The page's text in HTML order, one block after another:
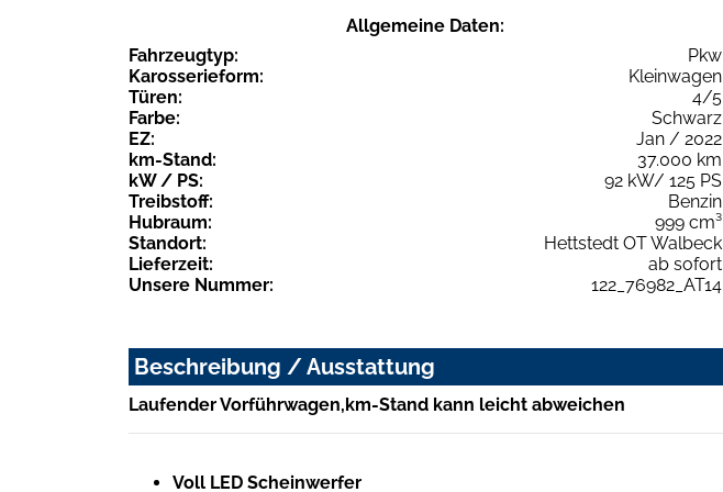
Allgemeine Daten:
Fahrzeugtyp:
Pkw
Karosserieform:
Kleinwagen
Türen:
4/5
Farbe:
Schwarz
EZ:
Jan / 2022
km-Stand:
37.000 km
kW / PS:
92 kW/ 125 PS
Treibstoff:
Benzin
Hubraum:
999 cm³
Standort:
Hettstedt OT Walbeck
Lieferzeit:
ab sofort
Unsere Nummer:
122_76982_AT14
Beschreibung / Ausstattung
Laufender Vorführwagen,km-Stand kann leicht abweichen
Voll LED Scheinwerfer